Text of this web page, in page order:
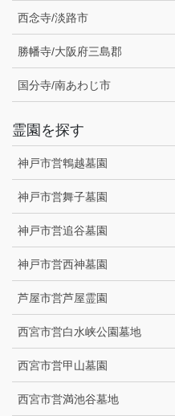
西念寺/淡路市
勝幡寺/大阪府三島郡
国分寺/南あわじ市
霊園を探す
神戸市営鵯越墓園
神戸市営舞子墓園
神戸市営追谷墓園
神戸市営西神墓園
芦屋市営芦屋霊園
西宮市営白水峡公園墓地
西宮市営甲山墓園
西宮市営満池谷墓地